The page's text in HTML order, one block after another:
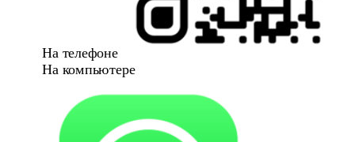
На телефоне
На компьютере